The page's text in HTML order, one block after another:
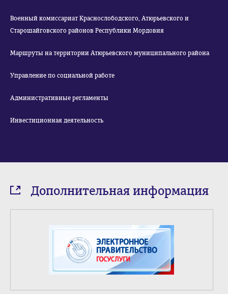
Военный комиссариат Краснослободского, Атюрьевского и
Старошайговского районов Республики Мордовия
Маршруты на территории Атюрьевского муниципального района
Управление по социальной работе
Административные регламенты
Инвестиционная деятельность
Дополнительная информация